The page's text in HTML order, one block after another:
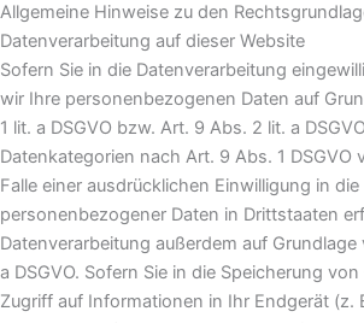
Allgemeine Hinweise zu den
Datenverarbeitung auf dieser Website
Sofern Sie in die Datenverarbeitung
wir Ihre personenbezogenen Daten auf
1 lit. a DSGVO bzw. Art. 9 Abs. 2 lit. a
Datenkategorien nach Art. 9 Abs. 1 DSGVO
Falle einer ausdrücklichen Einwilligung in
personenbezogener Daten in Drittstaaten
Datenverarbeitung außerdem auf
a DSGVO. Sofern Sie in die Speicherung
Zugriff auf Informationen in Ihr Endgerät (z.